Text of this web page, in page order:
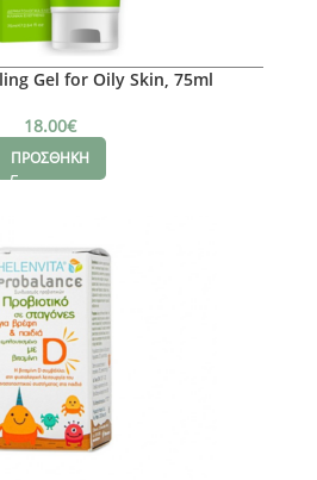
Gel for Oily Skin, 75ml
18.00€
ΠΡΟΣΘΗΚΗ